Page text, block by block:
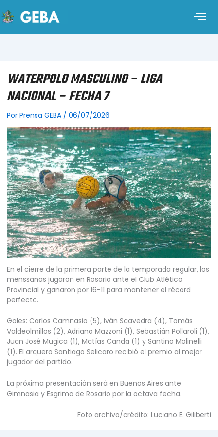
WATERPOLO MASCULINO – LIGA
NACIONAL – FECHA 7
Por Prensa GEBA / 06/07/2026
En el cierre de la primera parte de la temporada regular, los
menssanas jugaron en Rosario ante el Club Atlético
Provincial y ganaron por 16-11 para mantener el récord
perfecto.
Goles: Carlos Camnasio (5), Iván Saavedra (4), Tomás
Valdeolmillos (2), Adriano Mazzoni (1), Sebastián Pollaroli (1),
Juan José Mugica (1), Matías Canda (1) y Santino Molinelli
(1). El arquero Santiago Selicaro recibió el premio al mejor
jugador del partido.
La próxima presentación será en Buenos Aires ante
Gimnasia y Esgrima de Rosario por la octava fecha.
Foto archivo/crédito: Luciano E. Giliberti